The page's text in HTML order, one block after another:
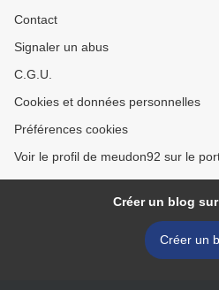
Contact
Signaler un abus
C.G.U.
Cookies et données personnelles
Préférences cookies
Voir le profil de meudon92 sur le
Créer un blog
Créer un